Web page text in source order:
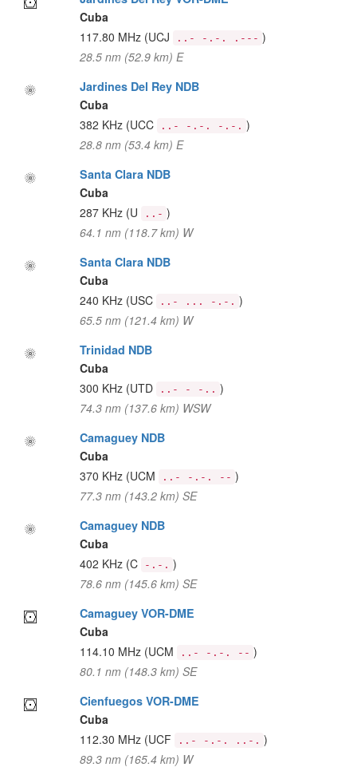
Cuba
117.80 MHz (UCJ ..- -.-. .--- )
28.5 nm (52.9 km) E
Jardines Del Rey NDB
Cuba
382 KHz (UCC ..- -.-. -.-. )
28.8 nm (53.4 km) E
Santa Clara NDB
Cuba
287 KHz (U ..- )
64.1 nm (118.7 km) W
Santa Clara NDB
Cuba
240 KHz (USC ..- ... -.-. )
65.5 nm (121.4 km) W
Trinidad NDB
Cuba
300 KHz (UTD ..- - -.. )
74.3 nm (137.6 km) WSW
Camaguey NDB
Cuba
370 KHz (UCM ..- -.-. -- )
77.3 nm (143.2 km) SE
Camaguey NDB
Cuba
402 KHz (C -.-. )
78.6 nm (145.6 km) SE
Camaguey VOR-DME
Cuba
114.10 MHz (UCM ..- -.-. -- )
80.1 nm (148.3 km) SE
Cienfuegos VOR-DME
Cuba
112.30 MHz (UCF ..- -.-. ..-. )
89.3 nm (165.4 km) W